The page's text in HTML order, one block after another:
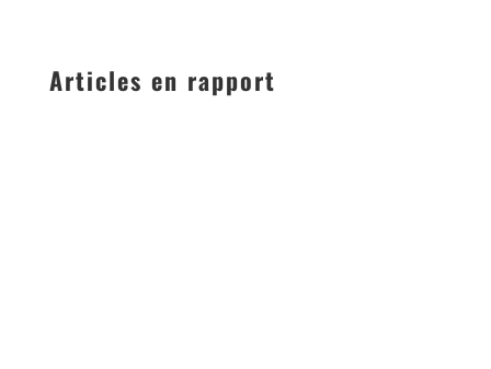
Articles en rapport